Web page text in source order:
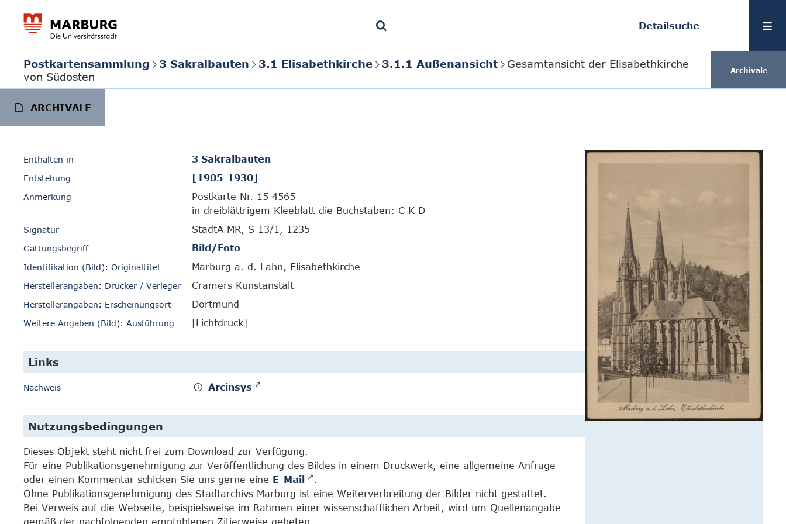
Detailsuche
Postkartensammlung 3 Sakralbauten 3.1 Elisabethkirche 3.1.1 Außenansicht
Gesamtansicht der Elisabethkirche
von Südosten
Archivale
ARCHIVALE
Enthalten in 3 Sakralbauten
Entstehung [1905-1930]
Anmerkung
Postkarte Nr. 15 4565
in dreiblättrigem Kleeblatt die Buchstaben: C K D
Signatur StadtA MR, S 13/1, 1235
Gattungsbegriff Bild/Foto
Identifikation (Bild): Originaltitel Marburg a. d. Lahn, Elisabethkirche
Herstellerangaben: Drucker / Verleger Cramers Kunstanstalt
Herstellerangaben: Erscheinungsort Dortmund
Weitere Angaben (Bild): Ausführung [Lichtdruck]
Links
Nachweis Arcinsys
Nutzungsbedingungen
Dieses Objekt steht nicht frei zum Download zur Verfügung.
Für eine Publikationsgenehmigung zur Veröffentlichung des Bildes in einem Druckwerk, eine allgemeine Anfrage
oder einen Kommentar schicken Sie uns gerne eine E-Mail
.
Ohne Publikationsgenehmigung des Stadtarchivs Marburg ist eine Weiterverbreitung der Bilder nicht gestattet.
Bei Verweis auf die Webseite, beispielsweise im Rahmen einer wissenschaftlichen Arbeit, wird um Quellenangabe
gemäß der nachfolgenden empfohlenen Zitierweise gebeten.